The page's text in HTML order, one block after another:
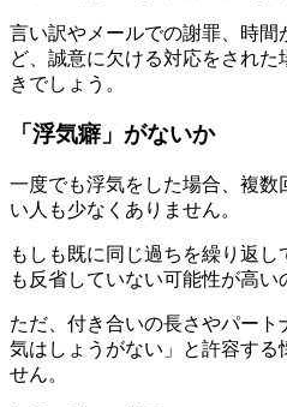
言い訳やメールでの謝罪、時
ど、誠意に欠ける対応をされ
きでしょう。
「浮気癖」がないか
一度でも浮気をした場合、複
い人も少なくありません。
もしも既に同じ過ちを繰り返
も反省していない可能性が高い
ただ、付き合いの長さやパー
気はしょうがない」と許容する
せん。